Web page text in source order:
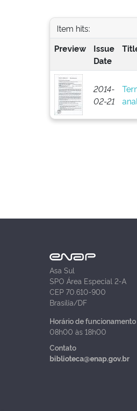
Item hits:
Preview
Issue
Date
2014-
02-21
Asa Sul
SPO Área Especial 2-A
CEP 70.610-900
Brasília/DF
Horário de funcionamento
08h00 às 18h00
Contato
biblioteca@enap.gov.br